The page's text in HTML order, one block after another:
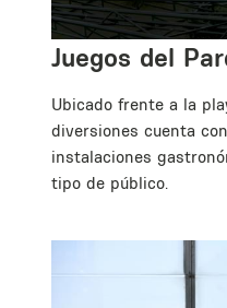
Juegos del
Ubicado frente a la
diversiones cuenta
instalaciones
tipo de público.